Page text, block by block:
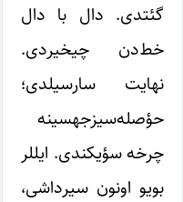
گئتدی. دال با دال
خط‌دن چیخیردی.
نهایت سارسیلدی؛
حؤصله‌سیزجهسینه
چرخه سؤیکندی. ایللر
بویو اونون سیرداشی،